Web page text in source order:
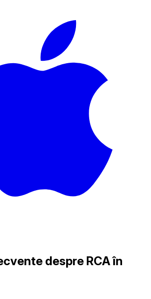
despre RCA în